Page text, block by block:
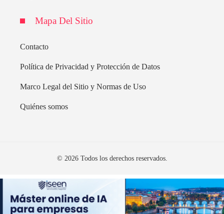
Mapa Del Sitio
Contacto
Política de Privacidad y Protección de Datos
Marco Legal del Sitio y Normas de Uso
Quiénes somos
© 2026 Todos los derechos reservados.